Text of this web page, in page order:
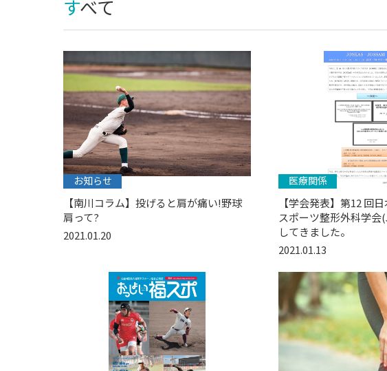
すべて
お知らせ
【南川コラム】投げると肩が痛い!野球
肩って?
2021.01.20
医療関係
【学会発表】第12 回
スポーツ整形外科学会
してきました。
2021.01.13